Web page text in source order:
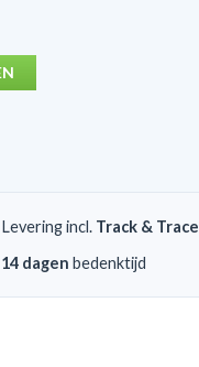
Levering incl. Track & Trace
14 dagen bedenktijd